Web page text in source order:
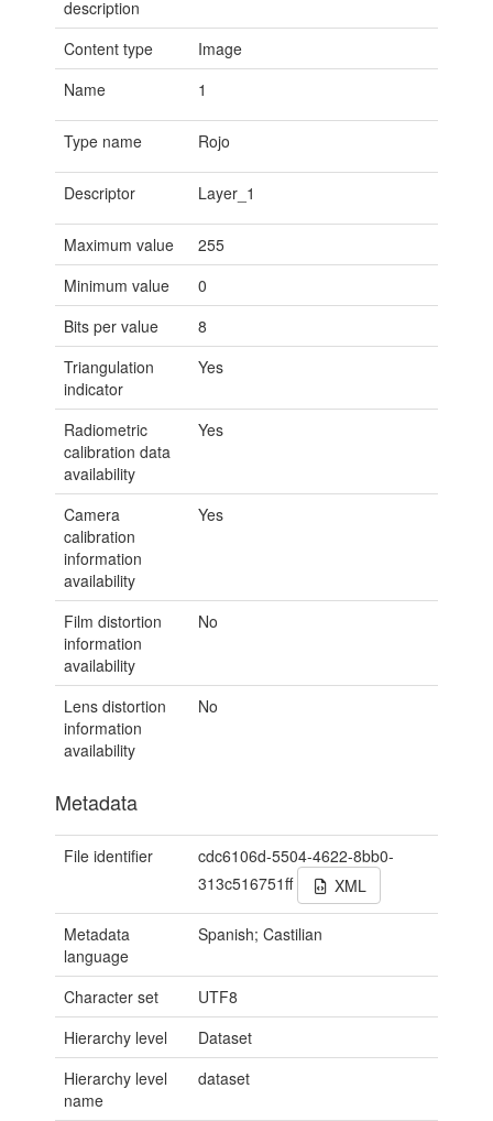
description
Content type
Image
Name
1
Type name Rojo
Descriptor Layer_1
Maximum value
255
Minimum value
0
Bits per value
8
Triangulation
indicator
Yes
Radiometric
calibration data
availability
Yes
Camera
calibration
information
availability
Yes
Film distortion
information
availability
No
Lens distortion
information
availability
No
Metadata
File identifier
cdc6106d-5504-4622-8bb0-
313c516751ff
XML
Metadata
language
Spanish; Castilian
Character set
UTF8
Hierarchy level
Dataset
Hierarchy level
name
dataset